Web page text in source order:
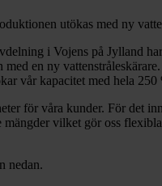
utökas med ny
i Vojens på Jylland
med en ny
vår kapacitet med hela 250
för våra kunder. För det
mängder vilket gör oss
nedan.